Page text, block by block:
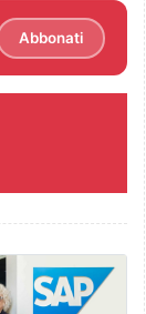
Abbonati